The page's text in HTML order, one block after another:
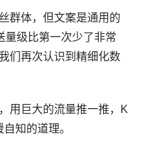
群体，但文案是通用的
量级比第一次少了非常
们再次认识到精细化数
用巨大的流量推一推，K
知的道理。